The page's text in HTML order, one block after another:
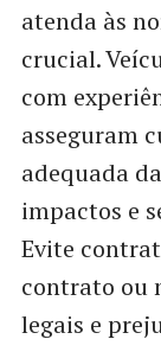
atenda às
crucial.
com
asseguram
adequada
impactos e
Evite
contrato ou
legais e